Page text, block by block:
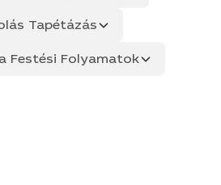
Tapétázás
Festési Folyamatok